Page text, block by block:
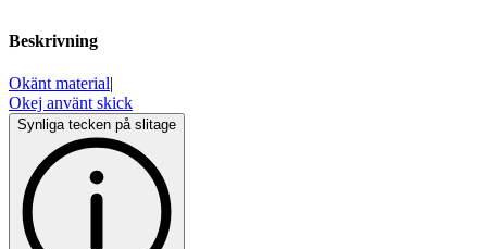
Beskrivning
Okänt material|
Okej använt skick
Synliga tecken på slitage